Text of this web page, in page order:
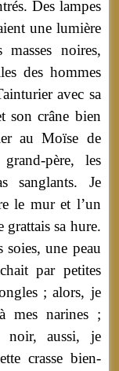
Des lampes
une lumière
noires,
des hommes
avec sa
son crâne bien
au Moïse de
père, les
sanglants. Je
le mur et l’un
grattais sa hure.
soies, une peau
par petites
; alors, je
mes narines ;
noir, aussi, je
crasse bien-